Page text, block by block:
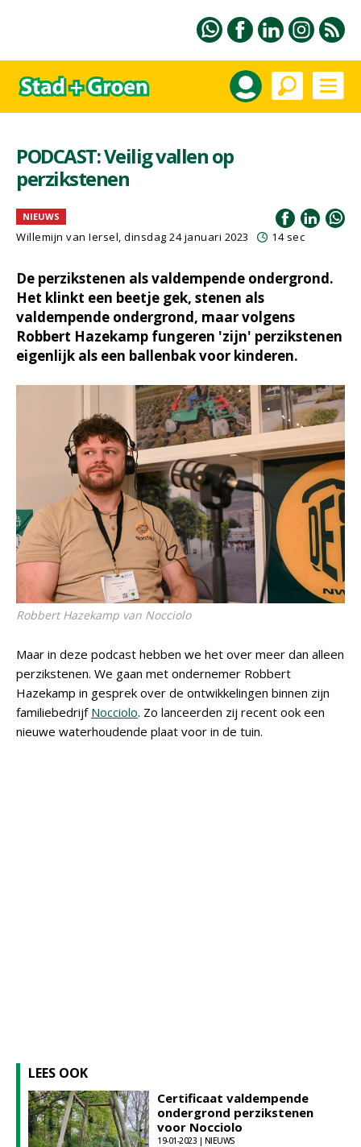
PODCAST: Veilig vallen op
perzikstenen
NIEUWS
Willemijn van Iersel, dinsdag 24 januari 2023 14 sec
De perzikstenen als valdempende ondergrond.
Het klinkt een beetje gek, stenen als
valdempende ondergrond, maar volgens
Robbert Hazekamp fungeren 'zijn' perzikstenen
eigenlijk als een ballenbak voor kinderen.
Robbert Hazekamp van Nocciolo
Maar in deze podcast hebben we het over meer dan alleen
perzikstenen. We gaan met ondernemer Robbert
Hazekamp in gesprek over de ontwikkelingen binnen zijn
familiebedrijf Nocciolo. Zo lanceerden zij recent ook een
nieuwe waterhoudende plaat voor in de tuin.
LEES OOK
Certificaat valdempende
ondergrond perzikstenen
voor Nocciolo
19-01-2023 | NIEUWS